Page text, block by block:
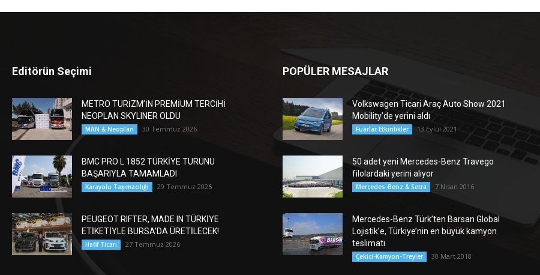
Editörün Seçimi
METRO TURİZM’İN PREMİUM TERCİHİ
NEOPLAN SKYLINER OLDU
MAN & Neoplan 30 Temmuz 2026
BMC PRO L 1852 TÜRKİYE TURUNU
BAŞARIYLA TAMAMLADI
Karayolu Taşımacılığı 29 Temmuz 2026
PEUGEOT RIFTER, MADE IN TÜRKİYE
ETİKETİYLE BURSA’DA ÜRETİLECEK!
Hafif Ticari 27 Temmuz 2026
POPÜLER MESAJLAR
Volkswagen Ticari Araç Auto Show 2021
Mobility’de yerini aldı
Fuarlar Etkinlikler 13 Eylül 2021
50 adet yeni Mercedes-Benz Travego
filolardaki yerini alıyor
Mercedes-Benz & Setra 7 Nisan 2016
Mercedes-Benz Türk’ten Barsan Global
Lojistik’e, Türkiye’nin en büyük kamyon
teslimatı
Çekici-Kamyon-Treyler 30 Mart 2018